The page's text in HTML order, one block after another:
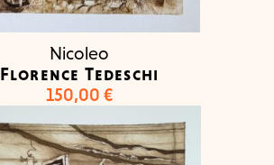
Nicoleo
Florence Tedeschi
150,00 €